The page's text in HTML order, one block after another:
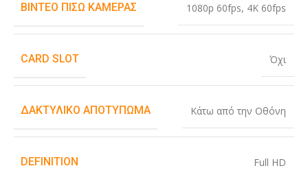
ΒΊΝΤΕΟ ΠΊΣΩ ΚΆΜΕΡΑΣ 1080p 60fps, 4K 60fps
CARD SLOT Όχι
ΔΑΚΤΥΛΙΚΌ ΑΠΟΤΎΠΩΜΑ Κάτω από την Οθόνη
DEFINITION Full HD